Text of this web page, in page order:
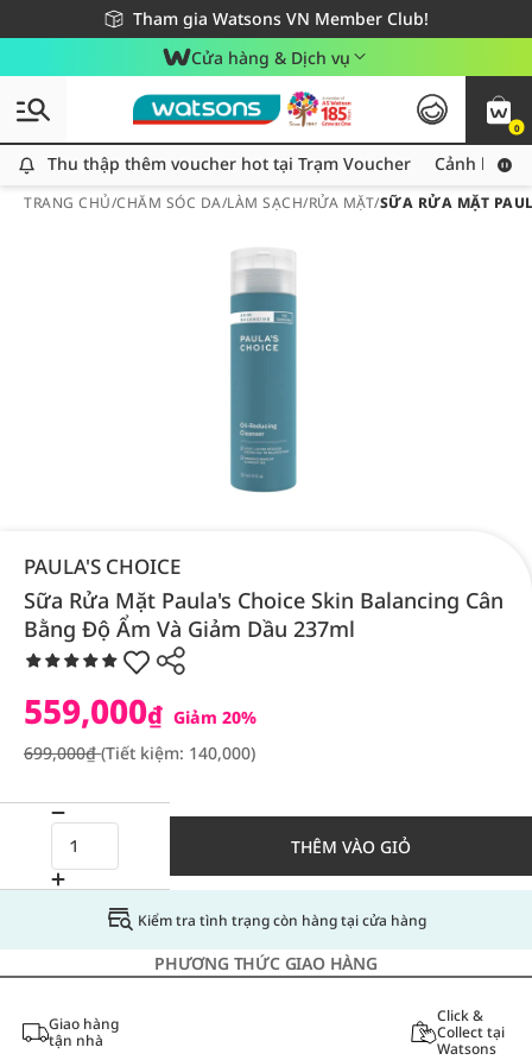
Tham gia Watsons VN Member Club!
Miễn phí giao hàng cho đơn hàng từ 249,000Đ
Giao hàng nhanh 24h - Áp dụng khu vực TP. Hồ Chí Minh
Cửa hàng & Dịch vụ
0
Thu thập thêm voucher hot tại Trạm Voucher
Thu thập thêm voucher hot tại Trạm Voucher Cảnh báo
TRANG CHỦ/CHĂM SÓC DA/LÀM SẠCH/RỬA MẶT/SỮA RỬA MẶT
PAULA'S CHOICE
Sữa Rửa Mặt Paula's Choice Skin Balancing Cân
Bằng Độ Ẩm Và Giảm Dầu 237ml
559,000₫ Giảm 20%
699,000₫(Tiết kiệm: 140,000)
THÊM VÀO GIỎ
Kiểm tra tình trạng còn hàng tại cửa hàng
PHƯƠNG THỨC GIAO HÀNG
Giao hàng
tận nhà
Click &
Collect tại
Watsons